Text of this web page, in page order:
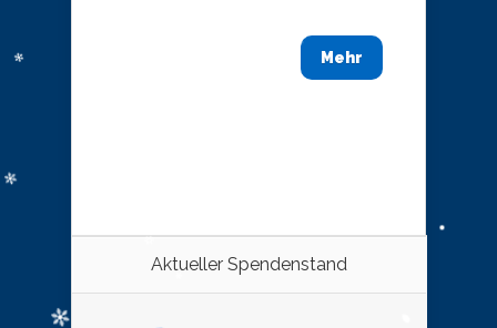
Mehr
Aktueller Spendenstand